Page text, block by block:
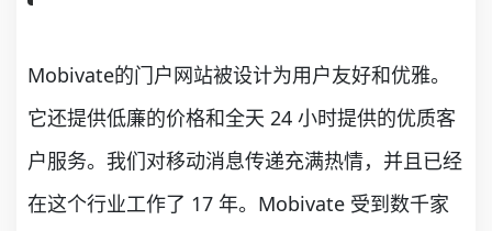
Mobivate的门户网站被设计为用户友好和优雅。
它还提供低廉的价格和全天 24 小时提供的优质客
户服务。我们对移动消息传递充满热情，并且已经
在这个行业工作了 17 年。Mobivate 受到数千家